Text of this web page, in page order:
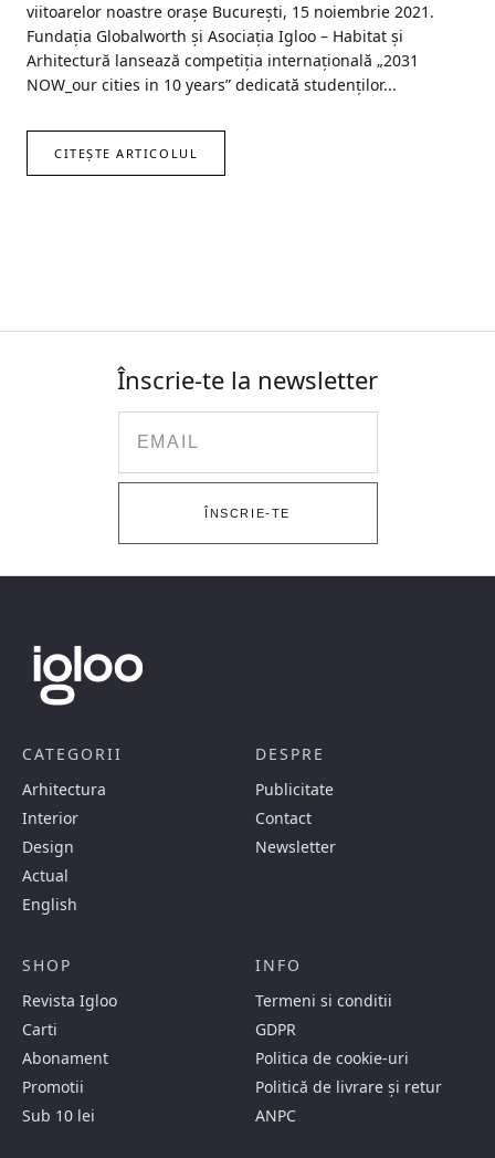
viitoarelor noastre orașe București, 15 noiembrie 2021.
Fundația Globalworth și Asociația Igloo – Habitat și
Arhitectură lansează competiția internațională „2031
NOW_our cities in 10 years” dedicată studenților...
CITEȘTE ARTICOLUL
Înscrie-te la newsletter
ÎNSCRIE-TE
CATEGORII
Arhitectura
Interior
Design
Actual
English
DESPRE
Publicitate
Contact
Newsletter
SHOP
Revista Igloo
Carti
Abonament
Promotii
Sub 10 lei
INFO
Termeni si conditii
GDPR
Politica de cookie-uri
Politică de livrare și retur
ANPC